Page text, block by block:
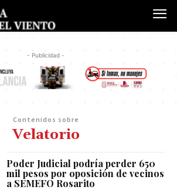
- Publicidad -
Contenidos sobre
Velatorio
Poder Judicial podría perder 650
mil pesos por oposición de vecinos
a SEMEFO Rosarito